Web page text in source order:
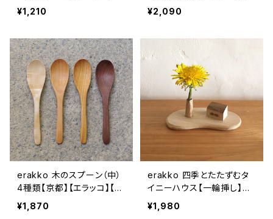
【京都】【エラッコ】【柴田漆
工房】【キャンプギア】【カト
【父の日 お誕生日】
¥1,210
田漆工房】【キャンプギア】
【カトラリー】【ギフト プレゼ
¥2,090
erakko 木のスプーン（中）
4種類【京都】【エラッコ】【柴
田漆工房】【キャンプギア】
【カトラリー】【ギフト プレゼ
¥1,870
erakko 四季とたたずむタ
イニーハウス【一輪挿し】
【京都】【エラッコ】【柴田漆
工房】【ギフト プレゼント】
¥1,980